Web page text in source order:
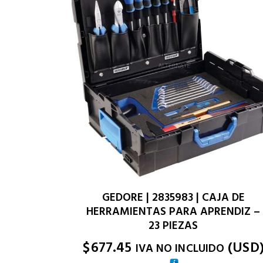
GEDORE | 2835983 | CAJA DE
HERRAMIENTAS PARA APRENDIZ –
23 PIEZAS
$677.45 IVA NO INCLUIDO (USD